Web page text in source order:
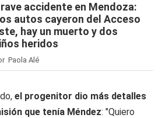
accidente en Mendoza:
autos cayeron del Acceso
hay un muerto y dos
heridos
Paola Alé
el progenitor dio más detalles
que tenía Méndez: "Quiero